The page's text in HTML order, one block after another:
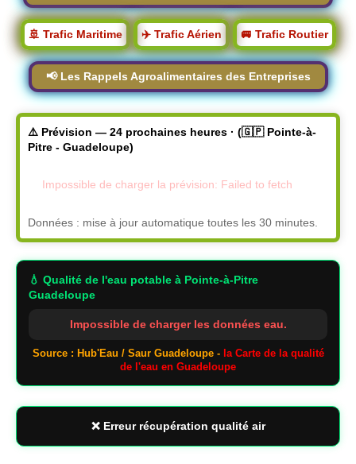
🚢 Trafic Maritime ✈️ Trafic Aérien 🚐 Trafic Routier
📢 Les Rappels Agroalimentaires des Entreprises
⚠️ Prévision — 24 prochaines heures · (🇬🇵 Pointe-à-
Pitre - Guadeloupe)
Impossible de charger la prévision: Failed to fetch
Données : mise à jour automatique toutes les 30 minutes.
💧 Qualité de l'eau potable à Pointe-à-Pitre
Guadeloupe
Impossible de charger les données eau.
Source : Hub'Eau / Saur Guadeloupe - la Carte de la qualité
de l'eau en Guadeloupe
❌ Erreur récupération qualité air